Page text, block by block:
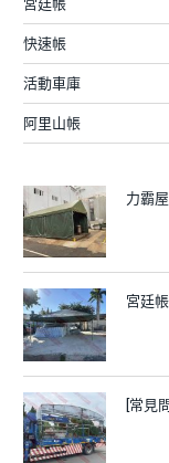
快速帳
活動車庫
阿里山帳
力霸
宮廷
[常見